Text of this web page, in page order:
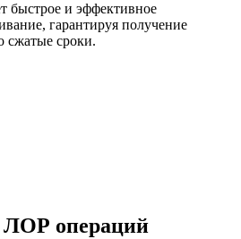
быстрое и эффективное
гарантируя получение
сжатые сроки.
ЛОР операций